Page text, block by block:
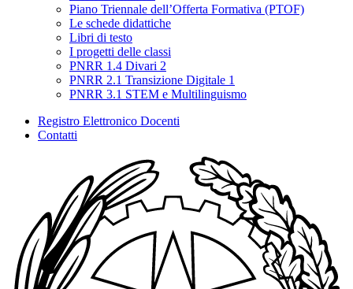
Piano Triennale dell’Offerta Formativa (PTOF)
Le schede didattiche
Libri di testo
I progetti delle classi
PNRR 1.4 Divari 2
PNRR 2.1 Transizione Digitale 1
PNRR 3.1 STEM e Multilinguismo
Registro Elettronico Docenti
Contatti